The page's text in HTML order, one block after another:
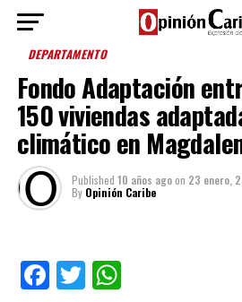
DEPARTAMENTO
Fondo Adaptación
150 viviendas
climático en
Published 10 años agoon 23 enero,
By Opinión Caribe
Facebook
TwitterWhatsApp